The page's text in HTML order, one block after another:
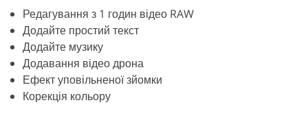
Редагування з 1 годин відео RAW
Додайте простий текст
Додайте музику
Додавання відео дрона
Ефект уповільненої зйомки
Корекція кольору